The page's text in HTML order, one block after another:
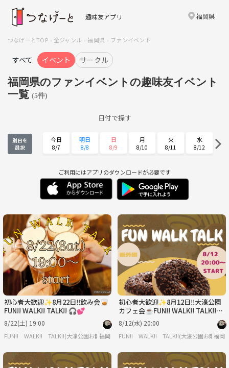
趣味友アプリ 福岡県
つなげーとTOP 全ジャンル 福岡県 ファンイベント
すべて イベント サークル
福岡県のファンイベントの趣味友イベント
一覧 (5件)
日付で探す
別日を
選択
今日
8/7
明日
8/8
日
8/9
月
8/10
火
8/11
水
8/12
8/13 8/14 8/15 8/16 8/17
水
8/19
木
8/20
土
8/22
日
8/23
8/25 8/26 8/27 8/29 8/30
月
8/31
火
9/1
水
9/2
木
9/3
金
9/4
土
9/5
ご利用にはアプリのダウンロードが必要です
初心者大歓迎✨8月22日‼️飲み会🥃
FUN!! WALK!! TALK!! 🎧💕
8/22(土) 19:00
FUN!! WALK!! TALK!!(大濠公園お散歩会🚶🐕)
福岡
初心者大歓迎✨8月12日‼️大濠公園
カフェ会☕️FUN!! WALK!! TALK!!
🎧💕
8/12(水) 20:00
FUN!! WALK!! TALK!!(大濠公園お散歩
福岡